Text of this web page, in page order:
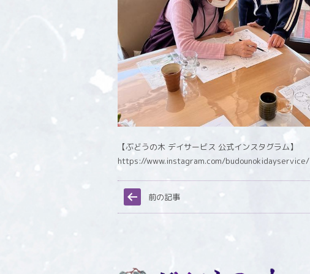
【ぶどうの木 デイサービス 公式インスタグラム】
https://www.instagram.com/budounokidayservice/
前の記事